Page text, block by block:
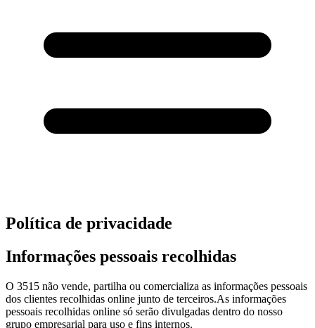
Política de privacidade
Informações pessoais recolhidas
O 3515 não vende, partilha ou comercializa as informações pessoais
dos clientes recolhidas online junto de terceiros.As informações
pessoais recolhidas online só serão divulgadas dentro do nosso
grupo empresarial para uso e fins internos.